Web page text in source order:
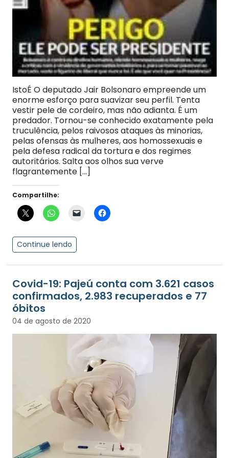
IstoÉ O deputado Jair Bolsonaro empreende um
enorme esforço para suavizar seu perfil. Tenta
vestir pele de cordeiro, mas não adianta. É um
predador. Tornou-se conhecido exatamente pela
truculência, pelos raivosos ataques às minorias,
pelas ofensas às mulheres, aos homossexuais e
pela defesa radical da tortura e dos regimes
autoritários. Salta aos olhos sua verve
flagrantemente […]
Compartilhe:
Continue lendo
Covid-19: Pajeú conta com 3.621 casos
confirmados, 2.983 recuperados e 77
óbitos
04 de agosto de 2020